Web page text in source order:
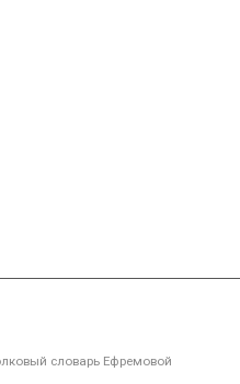
словарь Ефремовой